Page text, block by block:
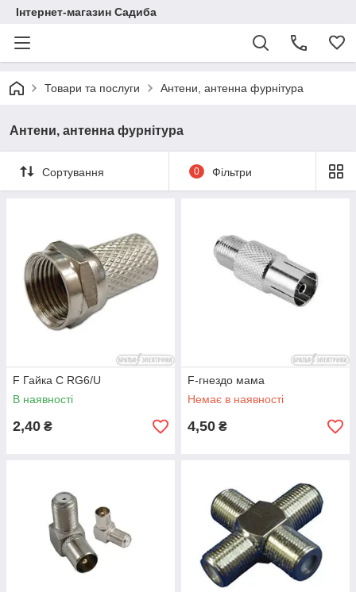
Інтернет-магазин Садиба
Товари та послуги Антени, антенна фурнітура
Антени, антенна фурнітура
Сортування 0 Фільтри
F Гайка C RG6/U
В наявності
2,40 ₴
F-гнездо мама
Немає в наявності
4,50 ₴